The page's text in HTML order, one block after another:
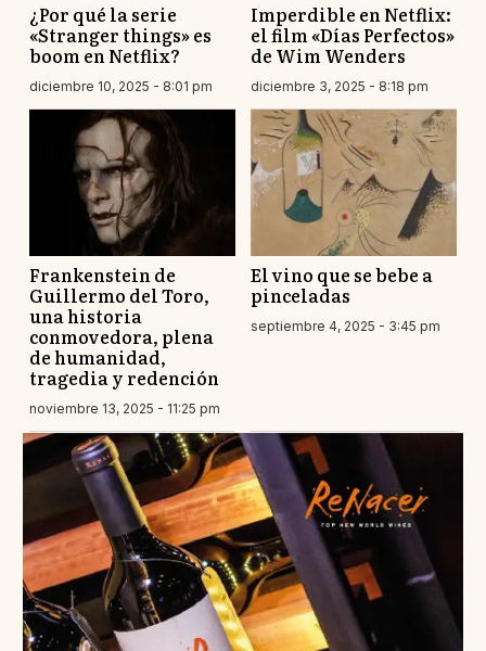
¿Por qué la serie
«Stranger things» es
boom en Netflix?
diciembre 10, 2025 - 8:01 pm
Imperdible en Netflix:
el film «Días Perfectos»
de Wim Wenders
diciembre 3, 2025 - 8:18 pm
Frankenstein de
Guillermo del Toro,
una historia
conmovedora, plena
de humanidad,
tragedia y redención
noviembre 13, 2025 - 11:25 pm
El vino que se bebe a
pinceladas
septiembre 4, 2025 - 3:45 pm